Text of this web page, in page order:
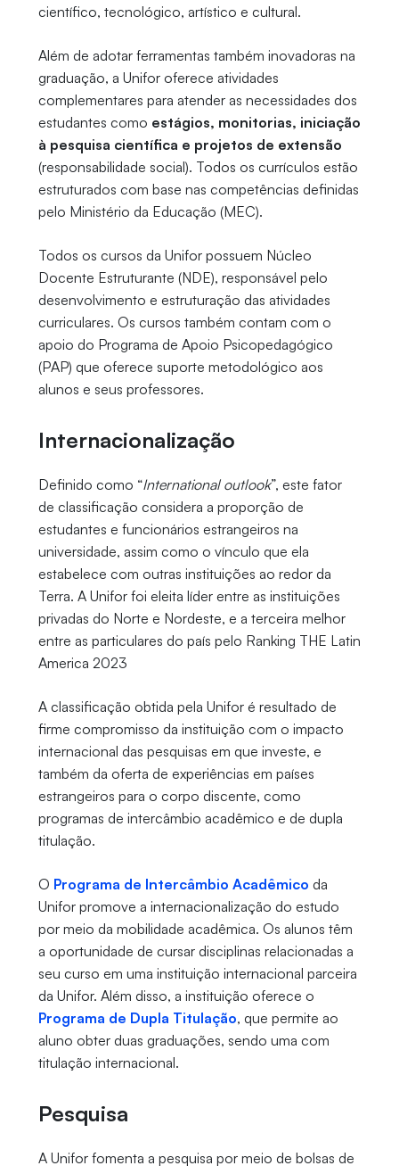
científico, tecnológico, artístico e cultural.
Além de adotar ferramentas também inovadoras na
graduação, a Unifor oferece atividades
complementares para atender as necessidades dos
estudantes como estágios, monitorias, iniciação
à pesquisa científica e projetos de extensão
(responsabilidade social). Todos os currículos estão
estruturados com base nas competências definidas
pelo Ministério da Educação (MEC).
Todos os cursos da Unifor possuem Núcleo
Docente Estruturante (NDE), responsável pelo
desenvolvimento e estruturação das atividades
curriculares. Os cursos também contam com o
apoio do Programa de Apoio Psicopedagógico
(PAP) que oferece suporte metodológico aos
alunos e seus professores.
Internacionalização
Definido como “International outlook”, este fator
de classificação considera a proporção de
estudantes e funcionários estrangeiros na
universidade, assim como o vínculo que ela
estabelece com outras instituições ao redor da
Terra. A Unifor foi eleita líder entre as instituições
privadas do Norte e Nordeste, e a terceira melhor
entre as particulares do país pelo Ranking THE Latin
America 2023
A classificação obtida pela Unifor é resultado de
firme compromisso da instituição com o impacto
internacional das pesquisas em que investe, e
também da oferta de experiências em países
estrangeiros para o corpo discente, como
programas de intercâmbio acadêmico e de dupla
titulação.
O Programa de Intercâmbio Acadêmico da
Unifor promove a internacionalização do estudo
por meio da mobilidade acadêmica. Os alunos têm
a oportunidade de cursar disciplinas relacionadas a
seu curso em uma instituição internacional parceira
da Unifor. Além disso, a instituição oferece o
Programa de Dupla Titulação, que permite ao
aluno obter duas graduações, sendo uma com
titulação internacional.
Pesquisa
A Unifor fomenta a pesquisa por meio de bolsas de